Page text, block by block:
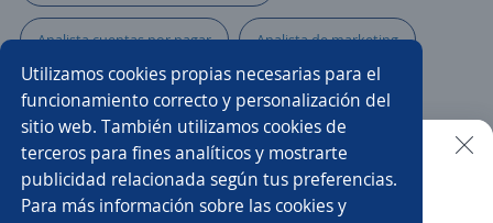
Utilizamos cookies propias necesarias para el
funcionamiento correcto y personalización del
sitio web. También utilizamos cookies de
terceros para fines analíticos y mostrarte
publicidad relacionada según tus preferencias.
Para más información sobre las cookies y
Analista cuentas por pagar Analista de marketing
Asesor seguridad Analistas
Analista de operaciones Asesor/a call center ventas
Asesor/a comercial agencia de viajes
Buscar es más fácil en la app